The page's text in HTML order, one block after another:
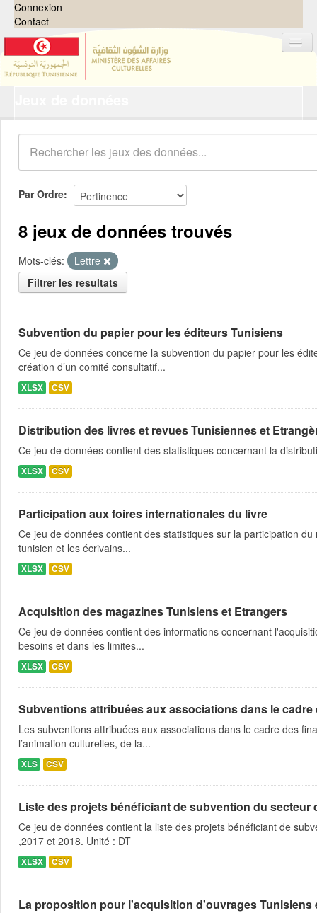
Connexion
Contact
Organisations
Groupes
Demandes 0
À propos
Par Ordre
8 jeux de données trouvés
Mots-clés:
Lettre
Filtrer les resultats
Subvention du papier pour les éditeurs Tunisiens
Ce jeu de données concerne la subvention du papier pour les
création d’un comité consultatif...
XLSX CSV
Distribution des livres et revues Tunisiennes et
Ce jeu de données contient des statistiques concernant la
XLSX CSV
Participation aux foires internationales du livre
Ce jeu de données contient des statistiques sur la participation
tunisien et les écrivains...
XLSX CSV
Acquisition des magazines Tunisiens et Etrangers
Ce jeu de données contient des informations concernant
besoins et dans les limites...
XLSX CSV
Subventions attribuées aux associations dans le
Les subventions attribuées aux associations dans le cadre des
l’animation culturelles, de la...
XLS CSV
Liste des projets bénéficiant de subvention du secteur
Ce jeu de données contient la liste des projets bénéficiant de
,2017 et 2018. Unité : DT
XLSX CSV
La proposition pour l'acquisition d'ouvrages Tunisiens